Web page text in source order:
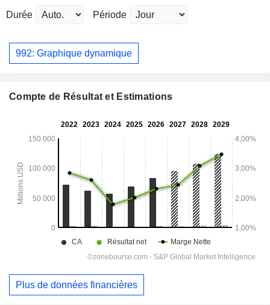
Durée Période
992: Graphique dynamique
Compte de Résultat et Estimations
Plus de données financières